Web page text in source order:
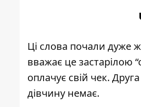
Ці слова почали дуже
вважає це застарілою
оплачує свій чек.
дівчину немає.